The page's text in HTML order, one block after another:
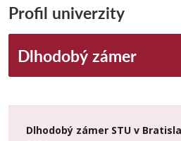
Profil univerzity
Dlhodobý zámer
Dlhodobý zámer STU v